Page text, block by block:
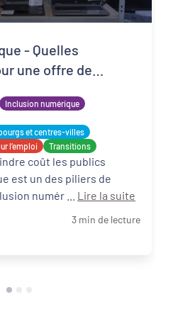
Inclusion numérique
et centres-villes
l’emploi
Transitions
- Quelles
une offre de
?
coût les publics
est un des piliers de
Lire la suite
3 min de lecture